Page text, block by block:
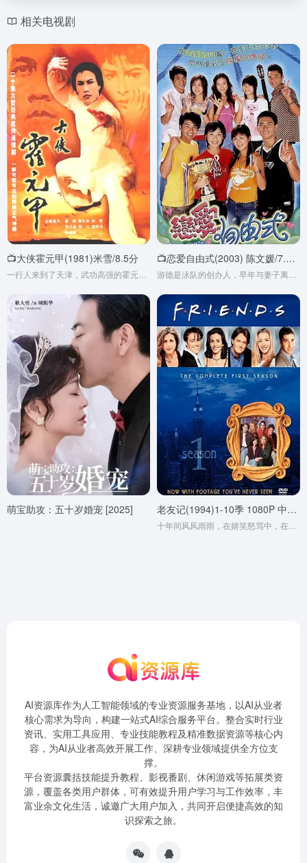
相关电视剧
📺大侠霍元甲(1981)米雪/8.5分
一行人来到了天津，武功高强的霍元甲很快就吸引了日本人的注意，遭到了追杀，他们只能带着倩男（米雪 饰）逃往北京，设立了精武门。
📺恋爱自由式(2003) 陈文媛/7.2分
游德是泳队的创办人，早年与妻子离婚（邓萃雯 饰）。大女儿游娴（陈文媛 饰）留在父亲身边，次女游颖（唐宁 饰）则跟着母亲生活。颖一直不喜欢自己的父亲与姐姐，更常常与他斗气，意想不到的是两姐妹同时爱上了队友Edwin（萧正楠 饰）。一向迁就妹妹的娴因此与Edwin保持了一段距离。
萌宝助攻：五十岁婚宠 [2025] 老友记(1994)1-10季 1080P 中英双语字幕
AI资源库作为人工智能领域的专业资源服务基地，以AI从业者
核心需求为导向，构建一站式AI综合服务平台。整合实时行业
资讯、实用工具应用、专业技能教程及精准数据资源等核心内
容，为AI从业者高效开展工作、深耕专业领域提供全方位支
撑。
平台资源囊括技能提升教程、影视番剧、休闲游戏等拓展类资
源，覆盖各类用户群体，可有效提升用户学习与工作效率，丰
富业余文化生活，诚邀广大用户加入，共同开启便捷高效的知
识探索之旅。